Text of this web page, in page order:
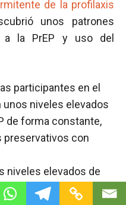
de la profilaxis
unos patrones
a la PrEP y uso del
participantes en el
niveles elevados
de forma constante,
preservativos con
niveles elevados de
como a los